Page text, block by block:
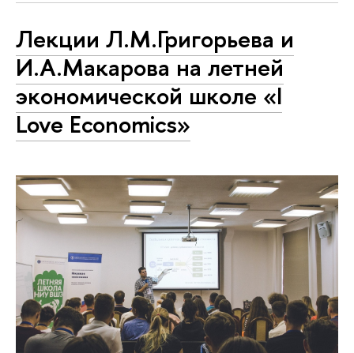
Лекции Л.М.Григорьева и
И.А.Макарова на летней
экономической школе «I
Love Economics»